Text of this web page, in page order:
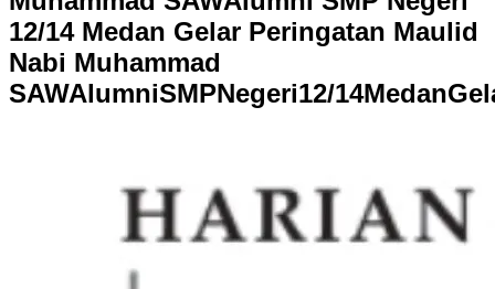
12/14 Medan Gelar Peringatan Maulid
Nabi Muhammad
SAWAlumniSMPNegeri12/14MedanGel